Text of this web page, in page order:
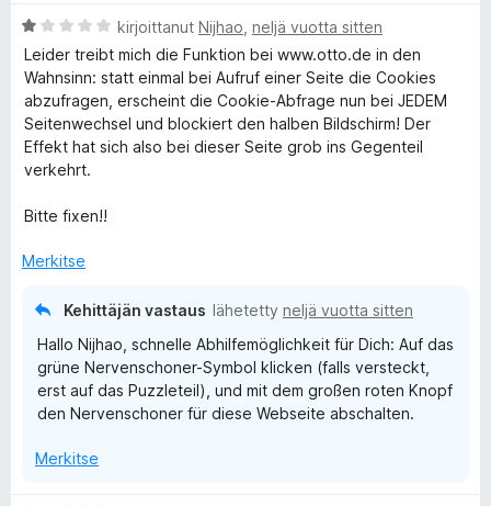
t
u
5
/
5
A
r
v
o
t
1
5
kirjoittanut Nijhao neljä vuotta sitten
Leider treibt mich die Funktion bei www.otto.de in den
Wahnsinn: statt einmal bei Aufruf einer Seite die Cookies
abzufragen, erscheint die Cookie-Abfrage nun bei JEDEM
Seitenwechsel und blockiert den halben Bildschirm! Der
Effekt hat sich also bei dieser Seite grob ins Gegenteil
verkehrt.
Bitte fixen!!
Merkitse
Kehittäjän vastaus lähetetty neljä vuotta sitten
Hallo Nijhao, schnelle Abhilfemöglichkeit für Dich: Auf das
grüne Nervenschoner-Symbol klicken (falls versteckt,
erst auf das Puzzleteil), und mit dem großen roten Knopf
den Nervenschoner für diese Webseite abschalten.
Merkitse